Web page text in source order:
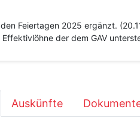
Feiertagen 2025 ergänzt.
der dem GAV
Auskünfte